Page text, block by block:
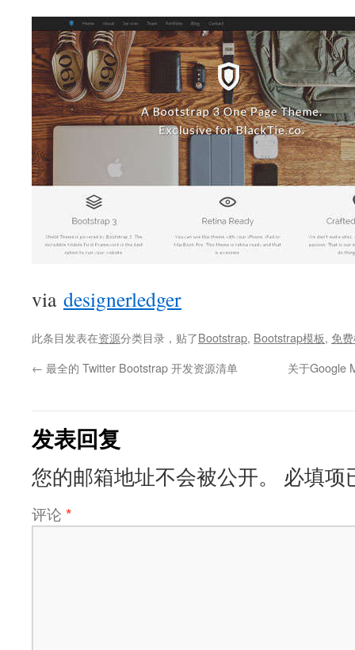
via designerledger
此条目发表在资源分类目录，贴了Bootstrap, Bootstrap模板, 免
← 最全的 Twitter Bootstrap 开发资源清单 关于Google
发表回复
您的邮箱地址不会被公开。 必填项
评论 *